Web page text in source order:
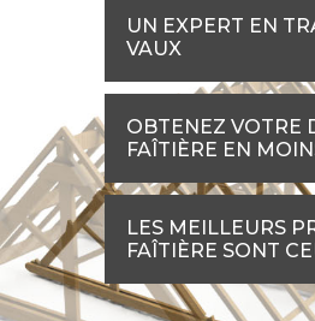
UN EXPERT EN
VAUX
OBTENEZ VOTRE
FAÎTIÈRE EN
LES MEILLEURS
FAÎTIÈRE SONT